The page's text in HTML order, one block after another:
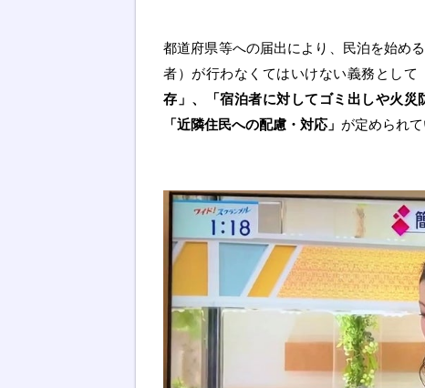
都道府県等への届出により、民泊を始め
者）が行わなくてはいけない義務として
存」、「宿泊者に対してゴミ出しや火災
「近隣住民への配慮・対応」 が定められて